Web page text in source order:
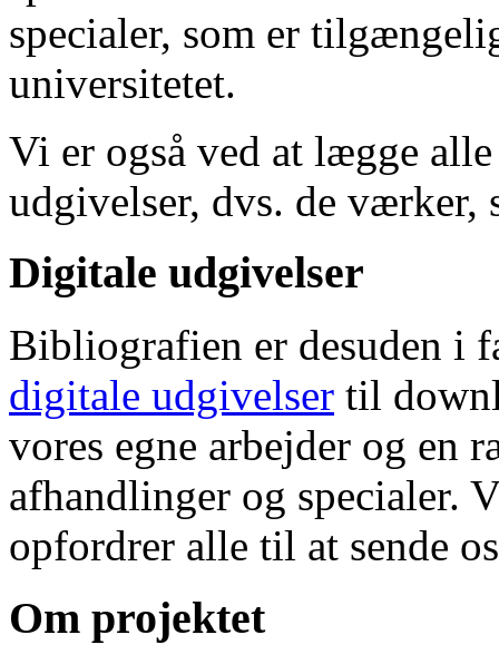
specialer, som er
universitetet.
Vi er også ved at lægge
udgivelser, dvs. de værker,
Digitale udgivelser
Bibliografien er desuden i
digitale udgivelser til
vores egne arbejder og en
afhandlinger og specialer.
opfordrer alle til at sende
Om projektet